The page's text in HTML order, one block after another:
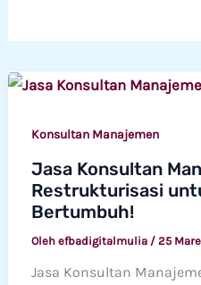
Konsultan Manajemen
Jasa Konsultan
Restrukturisasi
Bertumbuh!
Oleh efbadigitalmulia / 25
Jasa Konsultan